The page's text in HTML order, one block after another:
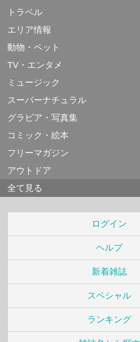
トラベル
エリア情報
動物・ペット
TV・エンタメ
ミュージック
スーパーナチュラル
グラビア・写真集
コミック・絵本
フリーマガジン
アウトドア
全て見る
ログイン
ヘルプ
新着雑誌
スペシャル
ランキング